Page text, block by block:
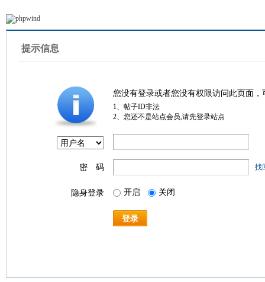
提示信息
您没有登录或者您没有权限访问此页面
1、帖子ID非法
2、您还不是站点会员,请先登录站点
密 码 找
隐身登录 开启 关闭
登录